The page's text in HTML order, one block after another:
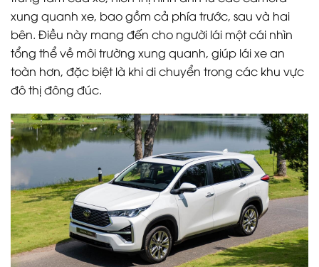
xung quanh xe, bao gồm cả phía trước, sau và hai
bên. Điều này mang đến cho người lái một cái nhìn
tổng thể về môi trường xung quanh, giúp lái xe an
toàn hơn, đặc biệt là khi di chuyển trong các khu vực
đô thị đông đúc.